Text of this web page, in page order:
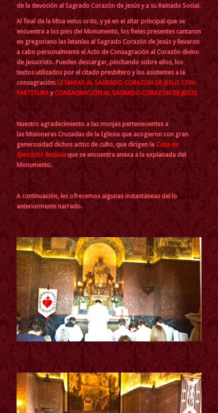
de la devoción al Sagrado Corazón de Jesús y a su Reinado Social.
Al final de la Misa vetus ordo, y ya en el altar principal que se
encuentra a los pies del Monumento, los fieles presentes cantaron
en gregoriano las letanías al Sagrado Corazón de Jesús y llevaron
a cabo personalmente el Acto de Consagración al Corazón divino
de Jesucristo. Pueden descargar, pinchando sobre ellos, los
textos utilizados por el citado presbítero y los asistentes a la
consagración: LETANIAS AL SAGRADO CORAZON DE JESUS CON-
PARTITURAyCONSAGRACIÓN AL SAGRADO CORAZÓN DE JESÚS
Nuestro agradecimiento a las monjas pertenecientes a
las Misioneras Cruzadas de la Iglesia que acogieron con gran
generosidad dichos actos de culto, que dirigen la Casa de
Ejercicios Betania que se encuentra anexa a la explanada del
Monumento.
A continuación, les ofrecemos algunas instantáneas del lo
anteriormente narrado.